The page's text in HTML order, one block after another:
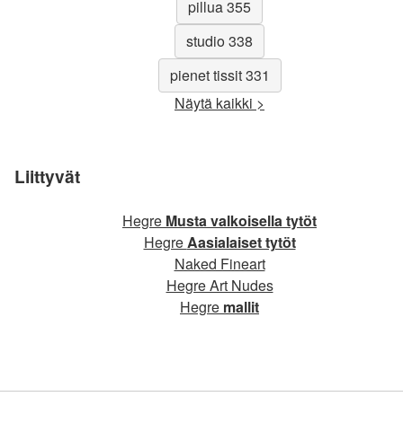
pillua 355
studio 338
pienet tissit 331
Näytä kaikki >
Liittyvät
Hegre Musta valkoisella tytöt
HegreAasialaiset tytöt
Naked Fineart
Hegre Art Nudes
Hegre mallit